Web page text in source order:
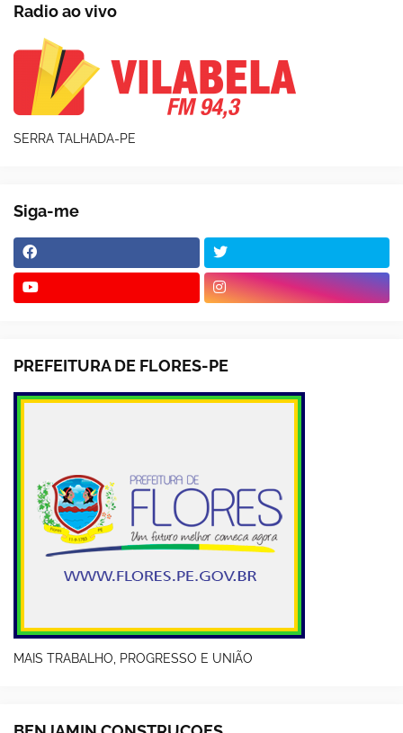
Radio ao vivo
SERRA TALHADA-PE
Siga-me
PREFEITURA DE FLORES-PE
MAIS TRABALHO, PROGRESSO E UNIÃO